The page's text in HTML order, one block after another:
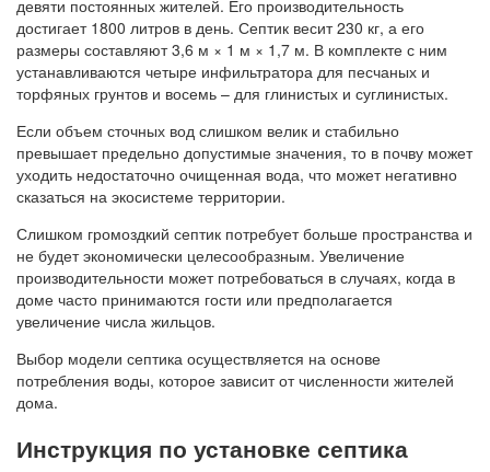
девяти постоянных жителей. Его производительность
достигает 1800 литров в день. Септик весит 230 кг, а его
размеры составляют 3,6 м × 1 м × 1,7 м. В комплекте с ним
устанавливаются четыре инфильтратора для песчаных и
торфяных грунтов и восемь – для глинистых и суглинистых.
Если объем сточных вод слишком велик и стабильно
превышает предельно допустимые значения, то в почву может
уходить недостаточно очищенная вода, что может негативно
сказаться на экосистеме территории.
Слишком громоздкий септик потребует больше пространства и
не будет экономически целесообразным. Увеличение
производительности может потребоваться в случаях, когда в
доме часто принимаются гости или предполагается
увеличение числа жильцов.
Выбор модели септика осуществляется на основе
потребления воды, которое зависит от численности жителей
дома.
Инструкция по установке септика